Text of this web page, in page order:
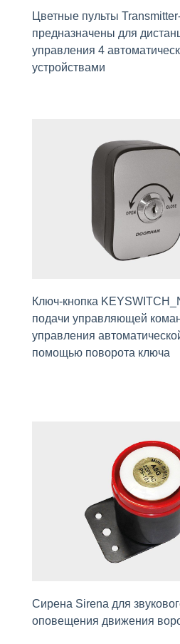
Цветные пульты
предназначены для
управления 4
устройствами
Ключ-кнопка
подачи управляющей
управления
помощью поворота ключа
Сирена Sirena для
оповещения движения